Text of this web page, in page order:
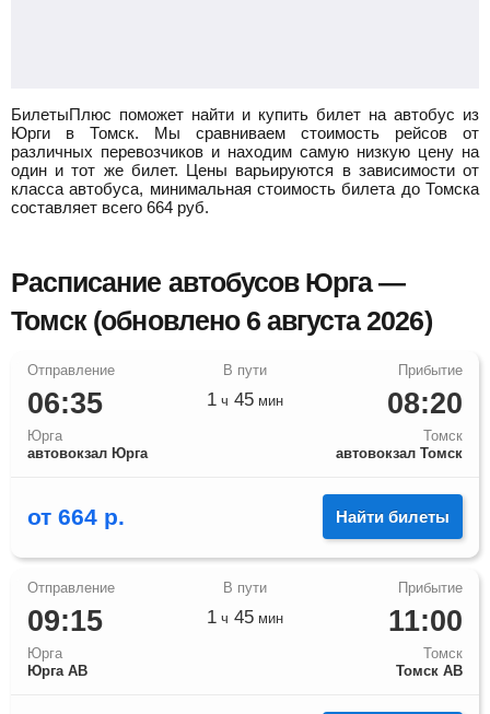
БилетыПлюс поможет найти и купить билет на автобус из
Юрги в Томск.
Мы сравниваем стоимость рейсов от
различных перевозчиков и находим самую низкую цену на
один и тот же билет. Цены варьируются в зависимости от
класса автобуса, минимальная стоимость билета до Томска
составляет всего 664 руб.
Расписание автобусов Юрга —
Томск (обновлено 6 августа 2026)
06:35
Юрга
автовокзал Юрга
08:20
Томск
автовокзал Томск
1 ч 45 мин
от 664 р. Найти билеты
09:15
Юрга
Юрга АВ
11:00
Томск
Томск АВ
1 ч 45 мин